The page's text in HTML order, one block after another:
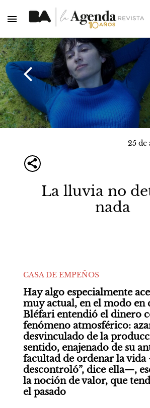
25 de
La lluvia no
nada
CASA DE EMPEÑOS
Hay algo especialmente
muy actual, en el modo en
Bléfari entendió el dinero
fenómeno atmosférico:
desvinculado de la
sentido, enajenado de su
facultad de ordenar la vida
descontroló”, dice ella—,
la noción de valor, que
el pasado